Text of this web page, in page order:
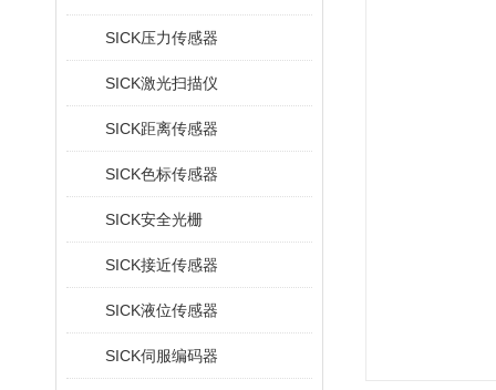
SICK压力传感器
SICK激光扫描仪
SICK距离传感器
SICK色标传感器
SICK安全光栅
SICK接近传感器
SICK液位传感器
SICK伺服编码器